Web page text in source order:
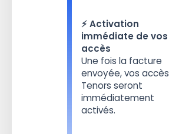
⚡️ Activation
immédiate de vos
accès
Une fois la facture
envoyée, vos accès
Tenors seront
immédiatement
activés.